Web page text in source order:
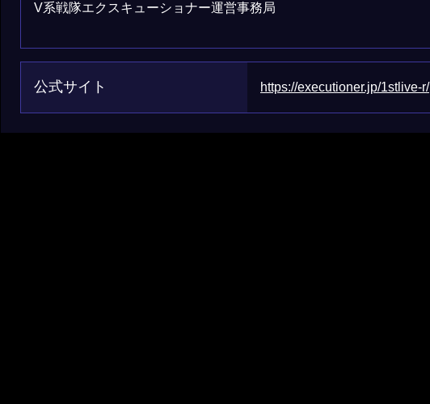
V系戦隊エクスキューショナー運営事務局
公式サイト https://executioner.jp/1stlive-r/